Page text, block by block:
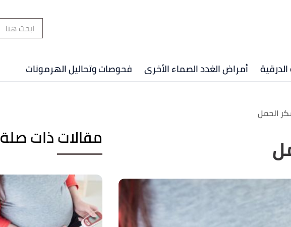
أمراض الغدد الصماء الأخرى فحوصات وتحاليل الهرمونات
الحمل
مقالات ذات صلة